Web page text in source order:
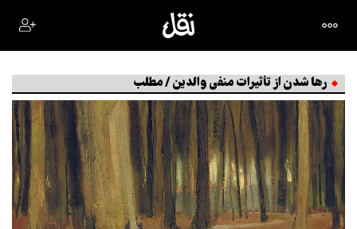
رها شدن از تأثیرات منفی والدین / مطلب